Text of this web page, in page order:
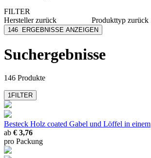
FILTER
Herstellerzurück
bepulp go natural by
bio-paper straws
Decor-Service
eGreen Smart
mehr anzeigen
Produkttyp zurück
Schale
146 ERGEBNISSE ANZEIGEN
Suchergebnisse
146 Produkte
1FILTER
Besteck Holz coated Gabel und Löffel in einem
ab € 3,76
pro Packung